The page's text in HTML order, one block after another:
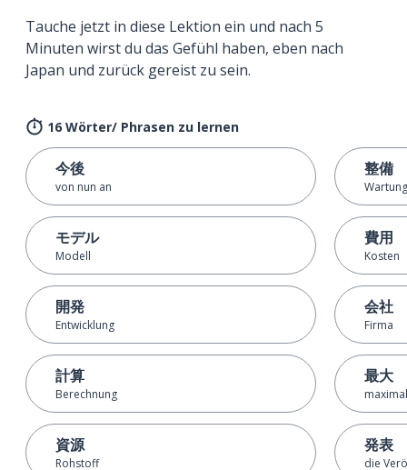
Tauche jetzt in diese Lektion ein und nach 5
Minuten wirst du das Gefühl haben, eben nach
Japan und zurück gereist zu sein.
16 Wörter/ Phrasen zu lernen
今後
von nun an
モデル
Modell
開発
Entwicklung
計算
Berechnung
資源
Rohstoff
整備
費用
Kosten
会社
Firma
最大
maximal
発表
die